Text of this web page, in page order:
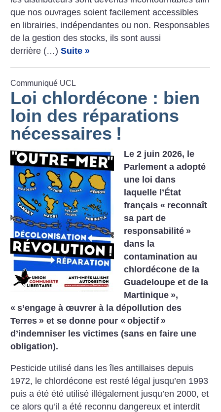
que nos ouvrages soient facilement accessibles
en librairies, indépendantes ou non. Responsables
de la gestion des stocks, ils sont aussi
derrière (…)Suite »
Communiqué UCL
Loi chlordécone : bien
loin des réparations
nécessaires !
Le 2 juin 2026, le
Parlement a adopté
une loi dans
laquelle l’État
français « reconnaît
sa part de
responsabilité »
dans la
contamination au
chlordécone de la
Guadeloupe et de la
Martinique »,
« s’engage à œuvrer à la dépollution des
Terres » et se donne pour « objectif »
d’indemniser les victimes (sans en faire une
obligation).
Pesticide utilisé dans les îles antillaises depuis
1972, le chlordécone est resté légal jusqu’en 1993
puis a été été utilisé illégalement jusqu’en 2000, et
ce alors qu’il a été reconnu dangereux et interdit